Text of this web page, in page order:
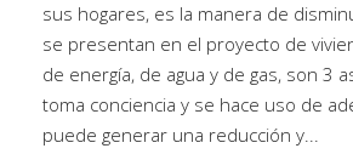
sus hogares, es la manera de
se presentan en el proyecto de
de energía, de agua y de gas, son 3
toma conciencia y se hace uso de
puede generar una reducción y...